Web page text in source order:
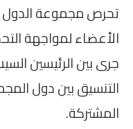
تحرص مجموعة الدول
الأعضاء لمواجهة
جرى بين الرئيسين
التنسيق بين دول
المشتركة.